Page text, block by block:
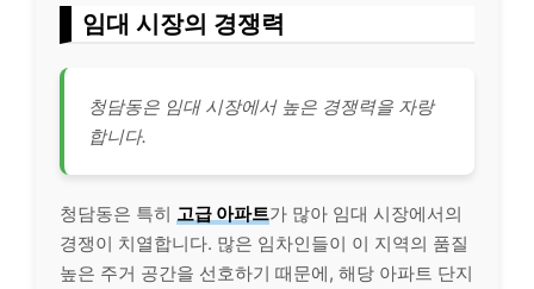
임대 시장의 경쟁력
청담동은 임대 시장에서 높은 경쟁력을 자랑
합니다.
청담동은 특히 고급 아파트가 많아 임대 시장에서의
경쟁이 치열합니다. 많은 임차인들이 이 지역의 품질
높은 주거 공간을 선호하기 때문에, 해당 아파트 단지